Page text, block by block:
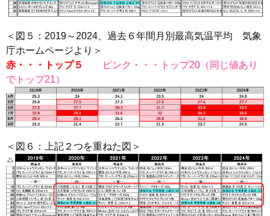
＜図５：2019～2024、過去６年間月別最高気温平均 気象
庁ホームページより＞
赤・・・トップ５
ピンク・・・トップ20（同じ値あり
でトップ21）
＜図６：上記２つを重ねた図＞